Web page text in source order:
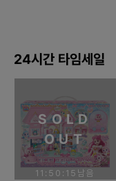
24시간 타임세일
SOLD
OUT
11:50:13남음